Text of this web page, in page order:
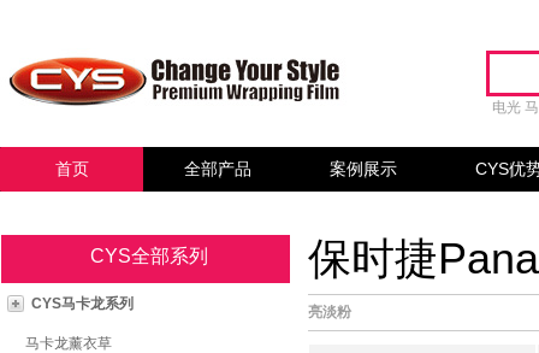
电光
首页 全部产品 案例展示 CYS优
CYS全部系列
CYS马卡龙系列
马卡龙薰衣草
保时捷
亮淡粉